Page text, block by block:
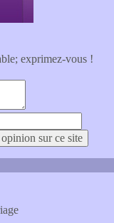
exprimez-vous !